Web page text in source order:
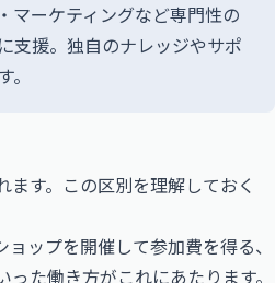
マーケティングなど専門性の
支援。独自のナレッジやサポ
す。この区別を理解しておく
ップを開催して参加費を得る、
た働き方がこれにあたります。